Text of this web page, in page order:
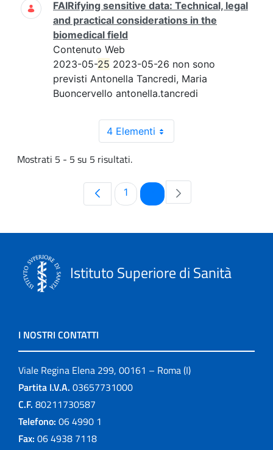
FAIRifying sensitive data: Technical, legal
and practical considerations in the
biomedical field
Contenuto Web
2023-05-25 2023-05-26 non sono
previsti Antonella Tancredi, Maria
Buoncervello antonella.tancredi
4 Elementi
Mostrati 5 - 5 su 5 risultati.
Pagina
1 Pagina
Istituto Superiore di Sanità
I NOSTRI CONTATTI
Viale Regina Elena 299, 00161 – Roma (I)
Partita I.V.A. 03657731000
C.F. 80211730587
Telefono: 06 4990 1
Fax: 06 4938 7118